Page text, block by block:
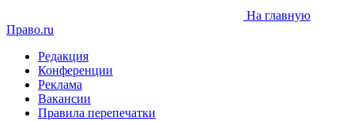
На главную
Право.ru
Редакция
Конференции
Реклама
Вакансии
Правила перепечатки